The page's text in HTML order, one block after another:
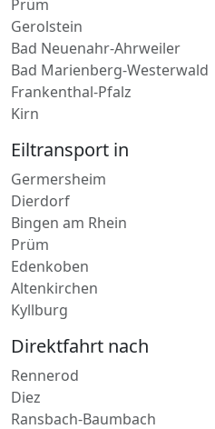
Lieferdienst in
Nastätten
Prüm
Gerolstein
Bad Neuenahr-Ahrweiler
Frankenthal-Pfalz
Kirn
Eiltransport in
Germersheim
Dierdorf
Bingen am Rhein
Prüm
Altenkirchen
Kyllburg
Direktfahrt nach